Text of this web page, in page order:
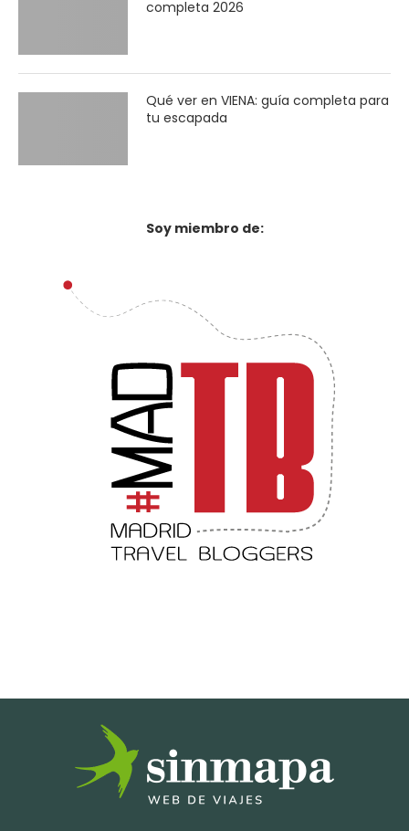
completa 2026
Qué ver en VIENA: guía completa para
tu escapada
Soy miembro de: